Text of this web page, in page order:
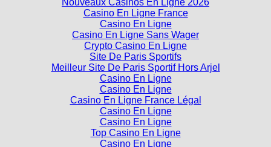
Nouveaux Casinos En Ligne 2026
Casino En Ligne France
Casino En Ligne
Casino En Ligne Sans Wager
Crypto Casino En Ligne
Site De Paris Sportifs
Meilleur Site De Paris Sportif Hors Arjel
Casino En Ligne
Casino En Ligne
Casino En Ligne France Légal
Casino En Ligne
Casino En Ligne
Top Casino En Ligne
Casino En Ligne